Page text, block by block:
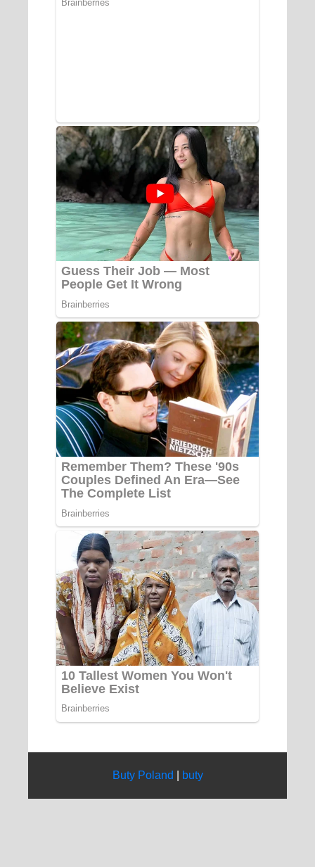
Buty Poland buty